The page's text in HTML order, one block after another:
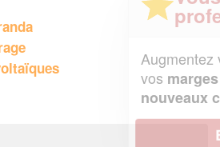
?
votre chiffre d'affaireset
tout en gagnant de